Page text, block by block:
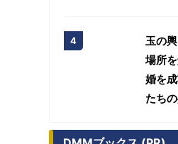
玉の
場所
婚を
たち